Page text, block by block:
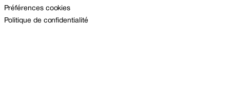
Préférences cookies
Politique de confidentialité